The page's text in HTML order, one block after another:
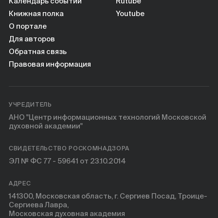
Книжная полка
О портале
Для авторов
Обратная связь
Правовая информация
Youtube
УЧРЕДИТЕЛЬ
АНО "Центр информационных технологий Московской
духовной академии"
СВИДЕТЕЛЬСТВО РОСКОМНАДЗОРА
ЭЛ № ФС 77 - 59641 от 23.10.2014
АДРЕС
141300, Московская область, г. Сергиев Посад, Троице-
Сергиева Лавра,
Московская духовная академия